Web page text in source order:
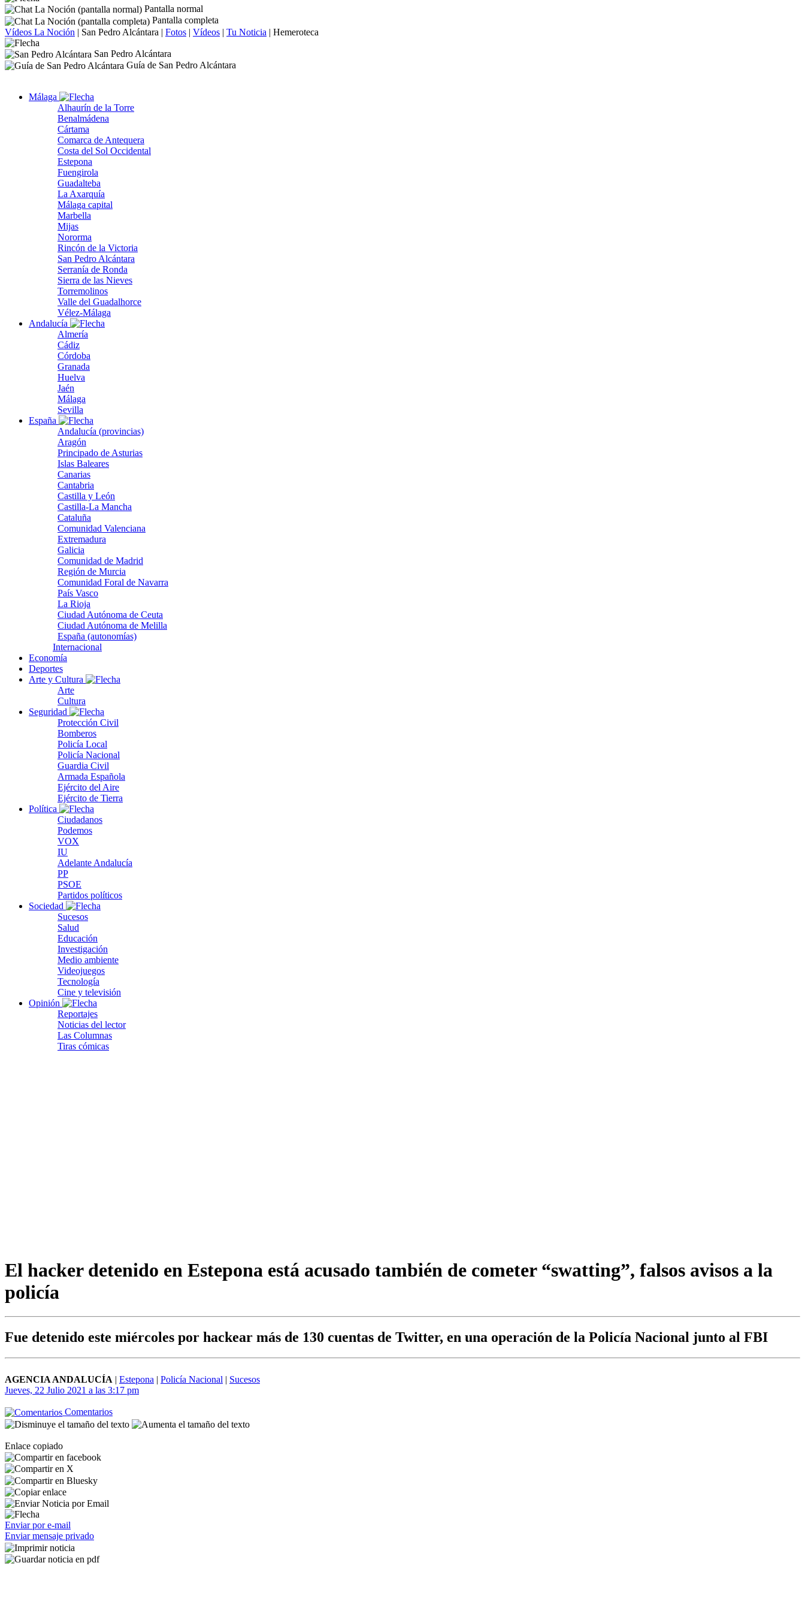
Pantalla normal
Pantalla completa
Vídeos La Noción | San Pedro Alcántara | Fotos | Vídeos | Tu Noticia | Hemeroteca
San Pedro Alcántara
Guía de San Pedro Alcántara
Málaga
Alhaurín de la Torre
Benalmádena
Cártama
Comarca de Antequera
Costa del Sol Occidental
Estepona
Fuengirola
Guadalteba
La Axarquía
Málaga capital
Marbella
Mijas
Nororma
Rincón de la Victoria
San Pedro Alcántara
Serranía de Ronda
Sierra de las Nieves
Torremolinos
Valle del Guadalhorce
Vélez-Málaga
Andalucía
Almería
Cádiz
Córdoba
Granada
Huelva
Jaén
Málaga
Sevilla
España
Andalucía (provincias)
Aragón
Principado de Asturias
Islas Baleares
Canarias
Cantabria
Castilla y León
Castilla-La Mancha
Cataluña
Comunidad Valenciana
Extremadura
Galicia
Comunidad de Madrid
Región de Murcia
Comunidad Foral de Navarra
País Vasco
La Rioja
Ciudad Autónoma de Ceuta
Ciudad Autónoma de Melilla
España (autonomías)
Internacional
Economía
Deportes
Arte y Cultura
Arte
Cultura
Seguridad
Protección Civil
Bomberos
Policía Local
Policía Nacional
Guardia Civil
Armada Española
Ejército del Aire
Ejército de Tierra
Política
Ciudadanos
Podemos
VOX
IU
Adelante Andalucía
PP
PSOE
Partidos políticos
Sociedad
Sucesos
Salud
Educación
Investigación
Medio ambiente
Videojuegos
Tecnología
Cine y televisión
Opinión
Reportajes
Noticias del lector
Las Columnas
Tiras cómicas
El hacker detenido en Estepona está acusado también de cometer “swatting”, falsos avisos a la
policía
Fue detenido este miércoles por hackear más de 130 cuentas de Twitter, en una operación de la Policía Nacional junto al FBI
AGENCIA ANDALUCÍA | Estepona | Policía Nacional | Sucesos
Jueves, 22 Julio 2021 a las 3:17 pm
Comentarios
Enlace copiado
Enviar por e-mail
Enviar mensaje privado